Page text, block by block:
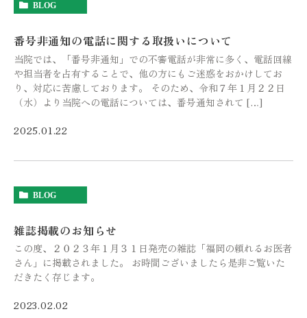
BLOG
番号非通知の電話に関する取扱いについて
当院では、「番号非通知」での不審電話が非常に多く、電話回線
や担当者を占有することで、他の方にもご迷惑をおかけしてお
り、対応に苦慮しております。 そのため、令和７年１月２２日
（水）より当院への電話については、番号通知されて […]
2025.01.22
BLOG
雑誌掲載のお知らせ
この度、２０２３年１月３１日発売の雑誌「福岡の頼れるお医者
さん」に掲載されました。 お時間ございましたら是非ご覧いた
だきたく存じます。
2023.02.02